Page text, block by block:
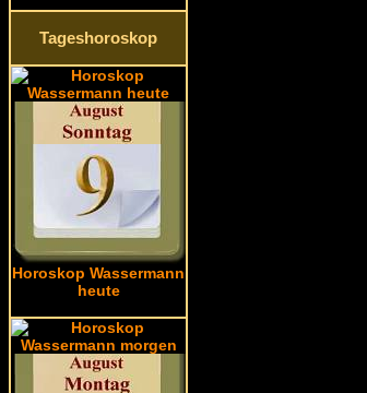
Tageshoroskop
Horoskop Wassermann
heute